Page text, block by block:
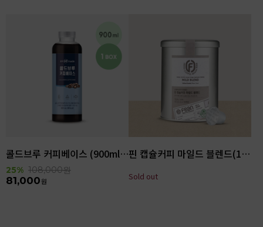
콜드브루 커피베이스 (900ml x 6ea)
25% 108,000원
81,000원
핀 캡슐커피 마일드 블렌드(100입)
Sold out